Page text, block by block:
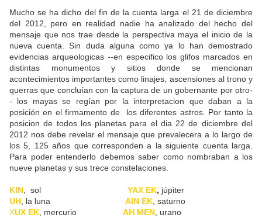
Mucho se ha dicho del fin de la cuenta larga el 21 de diciembre
del 2012, pero en realidad nadie ha analizado del hecho del
mensaje que nos trae desde la perspectiva maya el inicio de la
nueva cuenta. Sin duda alguna como ya lo han demostrado
evidencias arqueologicas --en especifico los glifos marcados en
distintas monumentos y sitios donde se mencionan
acontecimientos importantes como linajes, ascensiones al trono y
querras que concluían con la captura de un gobernante por otro-
- los mayas se regían por la interpretacion que daban a la
posición en el firmamento de los diferentes astros. Por tanto la
posicion de todos los planetas para el dia 22 de diciembre del
2012 nos debe revelar el mensaje que prevalecera a lo largo de
los 5, 125 años que corresponden a la siguiente cuenta larga.
Para poder entenderlo debemos saber como nombraban a los
nueve planetas y sus trece constelaciones.
KIN , sol YAX EK, júpiter
UH , la luna AIN EK , saturno
XUX EK , mercurio AH MEN , urano